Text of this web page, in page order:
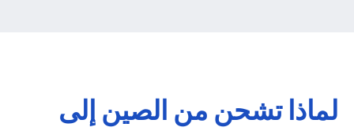
لماذا تشحن من الصين إلى